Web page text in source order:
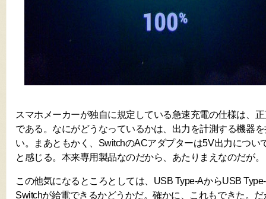
スマホメーカーが独自に規定している急速充電の仕様は、
である。なにがどうなっているかは、出力を計測する機器
い。まあともかく、SwitchのACアダプターは5V出力につい
と感じる。本来専用製品なのだから、あたりまえなのだが。
この他気になるところとしては、USB Type-AからUSB
Switchが給電できるかどうかだ。確かに、これもできた。